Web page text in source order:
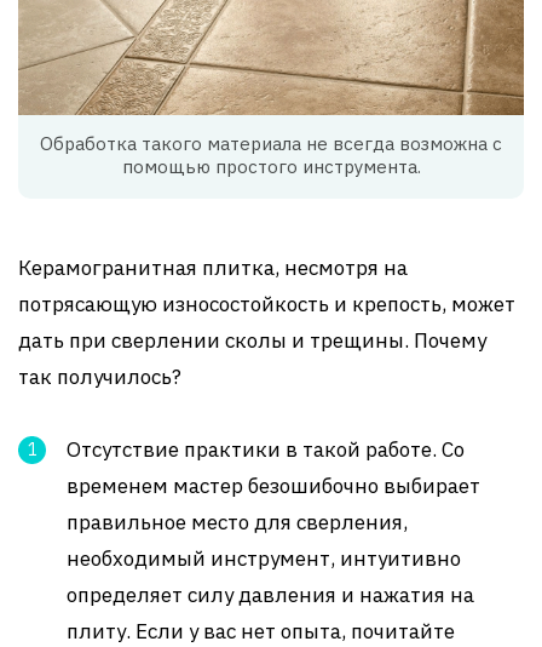
Обработка такого материала не всегда возможна с
помощью простого инструмента.
Керамогранитная плитка, несмотря на
потрясающую износостойкость и крепость, может
дать при сверлении сколы и трещины. Почему
так получилось?
Отсутствие практики в такой работе. Со
временем мастер безошибочно выбирает
правильное место для сверления,
необходимый инструмент, интуитивно
определяет силу давления и нажатия на
плиту. Если у вас нет опыта, почитайте